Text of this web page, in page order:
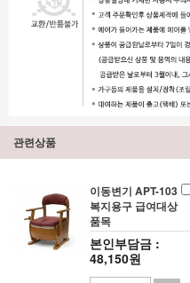
관련상품
이동변기 APT-103
복지용구 급여대상
품목
본인부담금 :
48,150원